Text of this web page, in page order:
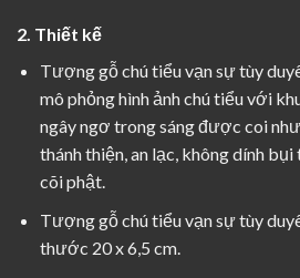
2. Thiết kế
Tượng gỗ chú tiểu vạn sự tùy
mô phỏng hình ảnh chú tiểu với
ngây ngơ trong sáng được coi
thánh thiện, an lạc, không dính
cõi phật.
Tượng gỗ chú tiểu vạn sự tùy
thước 20 x 6,5 cm.